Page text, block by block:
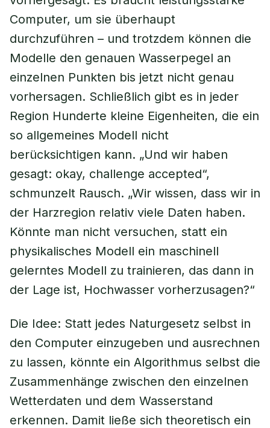
Computer, um sie überhaupt
durchzuführen – und trotzdem können die
Modelle den genauen Wasserpegel an
einzelnen Punkten bis jetzt nicht genau
vorhersagen. Schließlich gibt es in jeder
Region Hunderte kleine Eigenheiten, die ein
so allgemeines Modell nicht
berücksichtigen kann. „Und wir haben
gesagt: okay, challenge accepted“,
schmunzelt Rausch. „Wir wissen, dass wir in
der Harzregion relativ viele Daten haben.
Könnte man nicht versuchen, statt ein
physikalisches Modell ein maschinell
gelerntes Modell zu trainieren, das dann in
der Lage ist, Hochwasser vorherzusagen?“
Die Idee: Statt jedes Naturgesetz selbst in
den Computer einzugeben und ausrechnen
zu lassen, könnte ein Algorithmus selbst die
Zusammenhänge zwischen den einzelnen
Wetterdaten und dem Wasserstand
erkennen. Damit ließe sich theoretisch ein